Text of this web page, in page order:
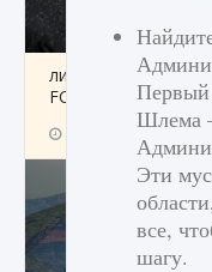
лицензии, лиги,
FC 25
9 августа 2024Шлема
Эти
все,
шагу.